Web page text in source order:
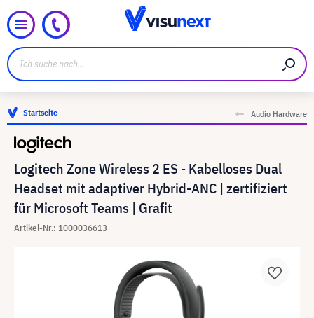
Startseite Audio Hardware
Logitech Zone Wireless 2 ES - Kabelloses Dual
Headset mit adaptiver Hybrid-ANC | zertifiziert
für Microsoft Teams | Grafit
Artikel-Nr.: 1000036613